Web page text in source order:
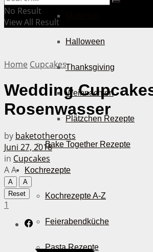
Halloween
Thanksgiving
Weihnachten
Plätzchen Rezepte
Bake Together Rezepte
Kochrezepte
Kochrezepte A-Z
Feierabendküche
Pasta Rezepte
No Result
View All Result
Home Cupcakes
Wedding
Rosenwasser
by baketotheroots
Juni 27, 2018
in Cupcakes
AA
A
A
Reset
1